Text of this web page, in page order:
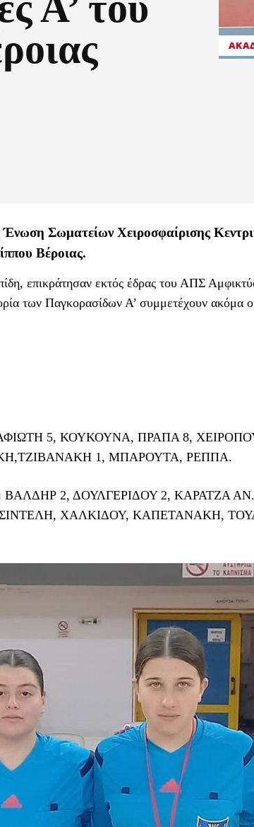
Σωματείων Χειροσφαίρισης
Βέροιας.
επικράτησαν εκτός έδρας του ΑΠΣ
των Παγκορασίδων Α’ συμμετέχουν ακόμα
5, ΚΟΥΚΟΥΝΑ, ΠΡΑΠΑ 8,
1, ΜΠΑΡΟΥΤΑ, ΡΕΠΠΑ.
ΒΑΛΔΗΡ 2, ΔΟΥΛΓΕΡΙΔΟΥ 2, ΚΑΡΑΤΖΑ
ΧΑΛΚΙΔΟΥ, ΚΑΠΕΤΑΝΑΚΗ,